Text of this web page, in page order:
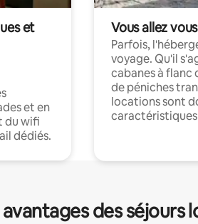
et
et en
du wifi
dédiés.
Vous allez
Parfois,
voyage. Qu'il
cabanes à flanc
de péniches
locations sont
caractéristiques
des séjours